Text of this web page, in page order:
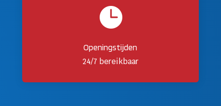

Openingstijden
24/7 bereikbaar